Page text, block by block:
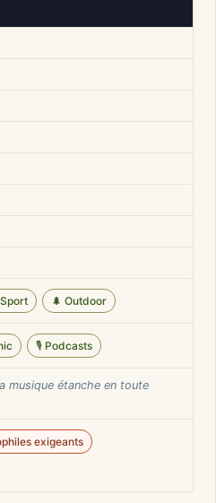
🌲 Outdoor
🎙️ Podcasts
musique étanche en toute
exigeants